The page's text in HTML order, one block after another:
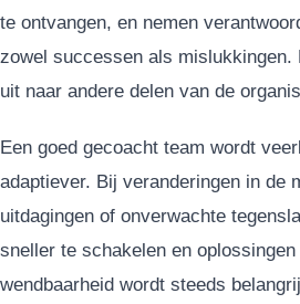
te ontvangen, en nemen
zowel successen als mislukkingen.
uit naar andere delen van de
Een goed gecoacht team wordt
adaptiever. Bij veranderingen in de
uitdagingen of onverwachte
sneller te schakelen en
wendbaarheid wordt steeds